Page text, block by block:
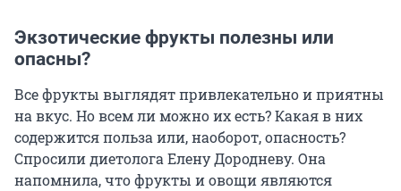
Экзотические фрукты полезны или
опасны?
Все фрукты выглядят привлекательно и приятны
на вкус. Но всем ли можно их есть? Какая в них
содержится польза или, наоборот, опасность?
Спросили диетолога Елену Дородневу. Она
напомнила, что фрукты и овощи являются